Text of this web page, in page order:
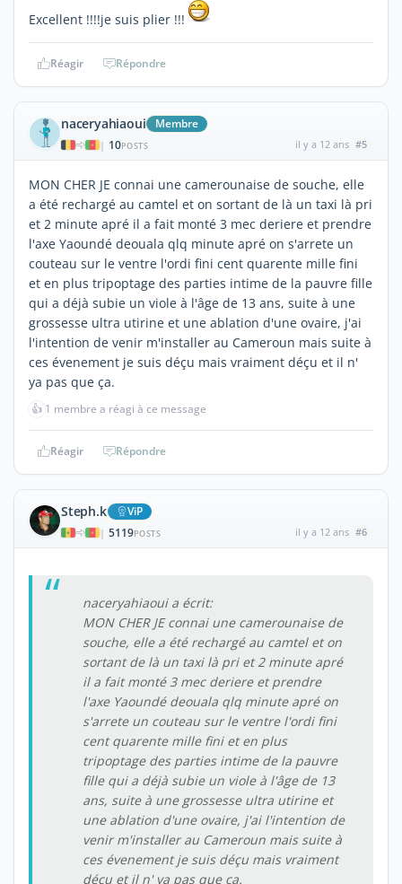
Excellent !!!!je suis plier !!!
Réagir Répondre
naceryahiaoui Membre
| 10POSTS il y a 12 ans #5
MON CHER JE connai une camerounaise de souche, elle
a été rechargé au camtel et on sortant de là un taxi là pri
et 2 minute apré il a fait monté 3 mec deriere et prendre
l'axe Yaoundé deouala qlq minute apré on s'arrete un
couteau sur le ventre l'ordi fini cent quarente mille fini
et en plus tripoptage des parties intime de la pauvre fille
qui a déjà subie un viole à l'âge de 13 ans, suite à une
grossesse ultra utirine et une ablation d'une ovaire, j'ai
l'intention de venir m'installer au Cameroun mais suite à
ces évenement je suis déçu mais vraiment déçu et il n'
ya pas que ça.
👍 1 membre a réagi à ce message
Réagir Répondre
Steph.k ViP
| 5119POSTS il y a 12 ans #6
naceryahiaoui a écrit:
MON CHER JE connai une camerounaise de
souche, elle a été rechargé au camtel et on
sortant de là un taxi là pri et 2 minute apré
il a fait monté 3 mec deriere et prendre
l'axe Yaoundé deouala qlq minute apré on
s'arrete un couteau sur le ventre l'ordi fini
cent quarente mille fini et en plus
tripoptage des parties intime de la pauvre
fille qui a déjà subie un viole à l'âge de 13
ans, suite à une grossesse ultra utirine et
une ablation d'une ovaire, j'ai l'intention de
venir m'installer au Cameroun mais suite à
ces évenement je suis déçu mais vraiment
déçu et il n' ya pas que ça.